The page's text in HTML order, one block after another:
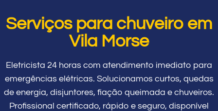
Serviços para chuveiro em
Vila Morse
Eletricista 24 horas com atendimento imediato para
emergências elétricas. Solucionamos curtos, quedas
de energia, disjuntores, fiação queimada e chuveiros.
Profissional certificado, rápido e seguro, disponível